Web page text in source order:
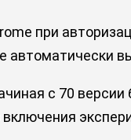
при
автоматически
с 70 версии
включения